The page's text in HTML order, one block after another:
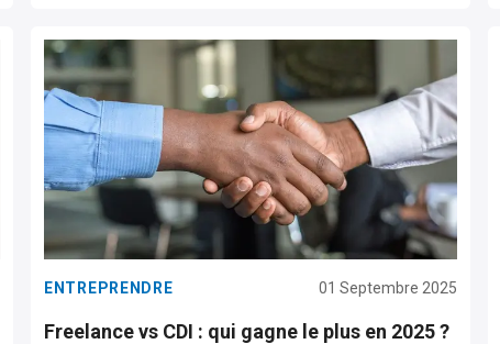
ENTREPRENDRE 01 Septembre 2025
Freelance vs CDI : qui gagne le plus en 2025 ?